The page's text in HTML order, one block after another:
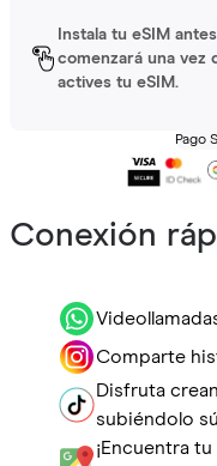
Instala tu eSIM
comenzará una vez
actives tu eSIM.
Pago
Conexión
Comparte
Disfruta
subiéndolo
¡Encuentra